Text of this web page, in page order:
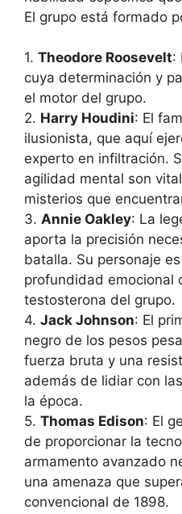
El grupo está formado
1. Theodore Roosevelt:
cuya determinación y
el motor del grupo.
2. Harry Houdini: El
ilusionista, que aquí
experto en infiltración.
agilidad mental son
misterios que
3. Annie Oakley: La
aporta la precisión
batalla. Su personaje
profundidad emocional
testosterona del grupo.
4. Jack Johnson: El
negro de los pesos
fuerza bruta y una
además de lidiar con
la época.
5. Thomas Edison: El
de proporcionar la
armamento avanzado
una amenaza que
convencional de 1898.